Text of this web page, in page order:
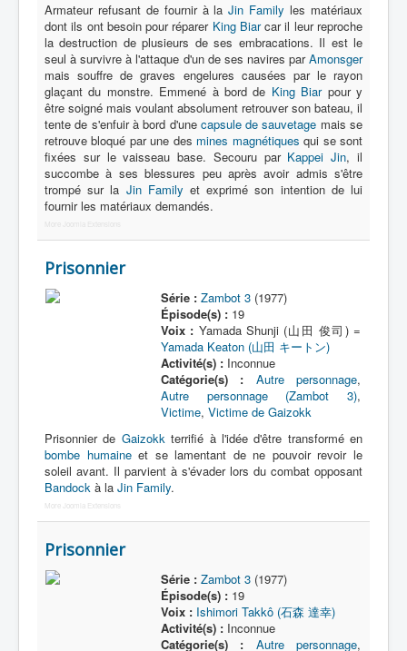
Armateur refusant de fournir à laJin Family les matériaux
dont ils ont besoin pour réparer King Biarcar il leur reproche
la destruction de plusieurs de ses embracations. Il est le
seul à survivre à l'attaque d'un de ses navires parAmonsger
mais souffre de graves engelures causées par le rayon
glaçant du monstre. Emmené à bord de King Biarpour y
être soigné mais voulant absolument retrouver son bateau, il
tente de s'enfuir à bord d'une capsule de sauvetage mais se
retrouve bloqué par une des mines magnétiques qui se sont
fixées sur le vaisseau base. Secouru par Kappei Jin, il
succombe à ses blessures peu après avoir admis s'être
trompé sur la Jin Family et exprimé son intention de lui
fournir les matériaux demandés.
More Joomla Extensions
Prisonnier
Série : Zambot 3(1977)
Épisode(s) :19
Voix : Yamada Shunji (山田 俊司) =
Yamada Keaton (山田 キートン)
Activité(s) :Inconnue
Catégorie(s) :
Autre personnage,
Autre personnage (Zambot 3),
Victime, Victime de Gaizokk
Prisonnier de Gaizokkterrifié à l'idée d'être transformé en
bombe humaineet se lamentant de ne pouvoir revoir le
soleil avant. Il parvient à s'évader lors du combat opposant
Bandock à la Jin Family.
More Joomla Extensions
Prisonnier
Série : Zambot 3(1977)
Épisode(s) :19
Voix : Ishimori Takkô (石森 達幸)
Activité(s) :Inconnue
Catégorie(s) :
Autre personnage,